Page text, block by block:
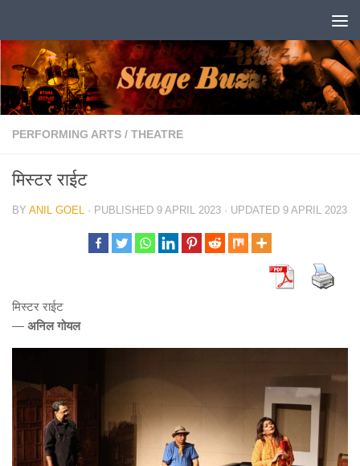
PERFORMING ARTS / THEATRE
मिस्टर राईट
BY ANIL GOEL · PUBLISHED 9 APRIL 2023 · UPDATED 9 APRIL 2023
मिस्टर राईट
— अनिल गोयल